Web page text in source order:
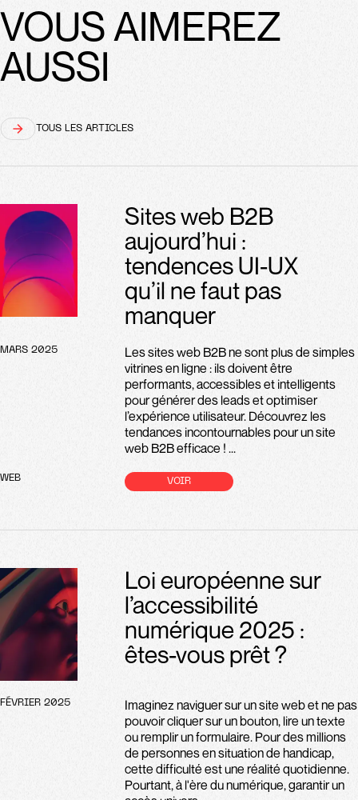
VOUS AIMEREZ
AUSSI
TOUS LES ARTICLES
WEB
Sites web B2B
aujourd’hui :
tendences UI-UX
qu’il ne faut pas
manquer
Les sites web B2B ne sont plus de simples
vitrines en ligne : ils doivent être
performants, accessibles et intelligents
pour générer des leads et optimiser
l’expérience utilisateur. Découvrez les
tendances incontournables pour un site
web B2B efficace ! ...
VOIR
MARS 2025
Loi européenne sur
l’accessibilité
numérique 2025 :
êtes-vous prêt ?
Imaginez naviguer sur un site web et ne pas
pouvoir cliquer sur un bouton, lire un texte
ou remplir un formulaire. Pour des millions
de personnes en situation de handicap,
cette difficulté est une réalité quotidienne.
Pourtant, à l'ère du numérique, garantir un
FÉVRIER 2025